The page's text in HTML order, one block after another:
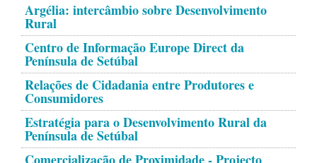
Argélia: intercâmbio sobre Desenvolvimento
Rural
Centro de Informação Europe Direct da
Península de Setúbal
Relações de Cidadania entre Produtores e
Consumidores
Estratégia para o Desenvolvimento Rural da
Península de Setúbal